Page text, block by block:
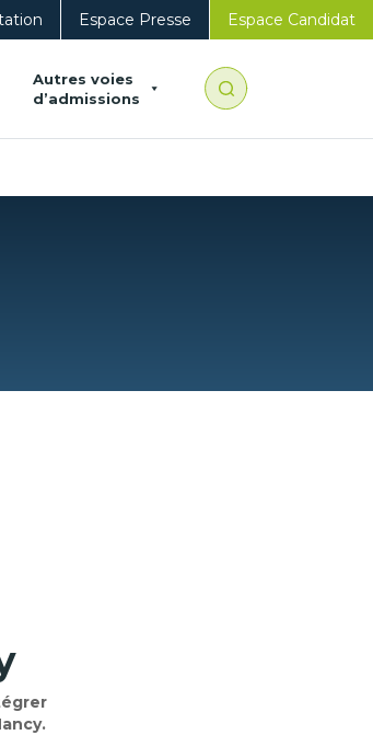
Espace Presse Espace Candidat
Autres voies
d’admissions